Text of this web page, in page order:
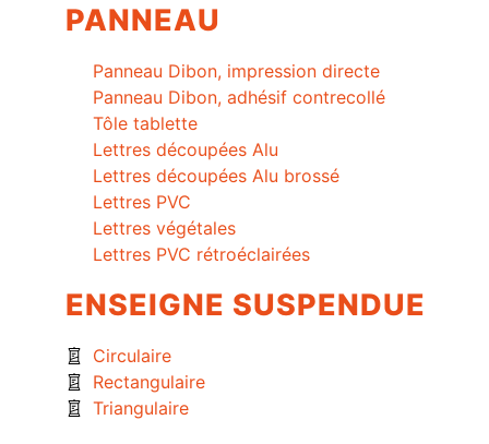
PANNEAU
Panneau Dibon, impression directe
Panneau Dibon, adhésif contrecollé
Tôle tablette
Lettres découpées Alu
Lettres découpées Alu brossé
Lettres PVC
Lettres végétales
Lettres PVC rétroéclairées
ENSEIGNE SUSPENDUE
Circulaire
Rectangulaire
Triangulaire